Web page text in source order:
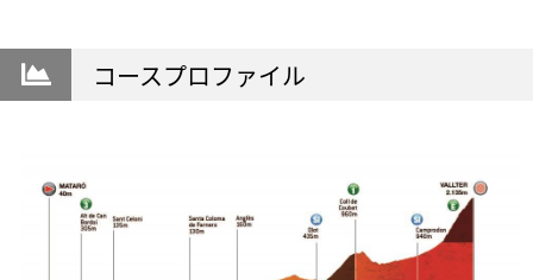
コースプロファイル